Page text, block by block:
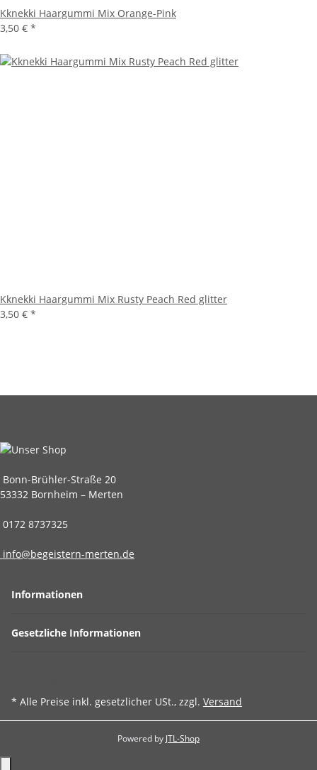
Kknekki Haargummi Mix Orange-Pink
3,50 € *
Kknekki Haargummi Mix Rusty Peach Red glitter
3,50 € *
Bonn-Brühler-Straße 20
53332 Bornheim – Merten
0172 8737325
info@begeistern-merten.de
Informationen
Gesetzliche Informationen
* Alle Preise inkl. gesetzlicher USt., zzgl. Versand
Powered by JTL-Shop